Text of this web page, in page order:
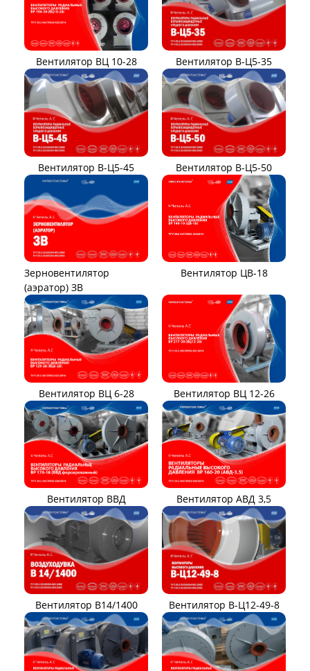
Вентилятор ВЦ 10-28 Вентилятор В-Ц5-35
Вентилятор В-Ц5-45 Вентилятор В-Ц5-50
Зерновентилятор
(аэратор) ЗВ
Вентилятор ЦВ-18
Вентилятор ВЦ 6-28 Вентилятор ВЦ 12-26
Вентилятор ВВД Вентилятор АВД 3,5
Вентилятор В14/1400 Вентилятор В-Ц12-49-8